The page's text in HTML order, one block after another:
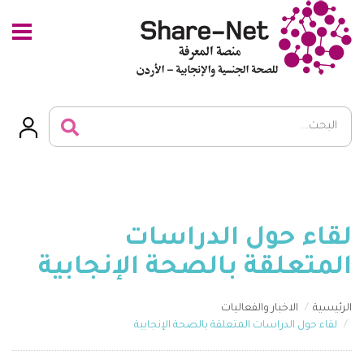
لقاء حول الدراسات
المتعلقة بالصحة الإنجابية
الرئيسية
الاخبار والفعاليات
لقاء حول الدراسات المتعلقة بالصحة الإنجابية